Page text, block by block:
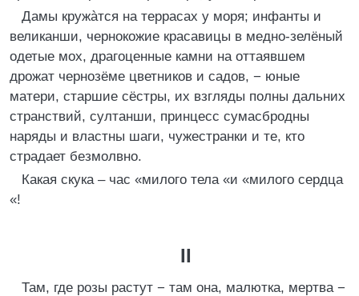
Дамы кружàтся на террасах у моря; инфанты и
великанши, чернокожие красавицы в медно-зелёный
одетые мох, драгоценные камни на оттаявшем
дрожат чернозёме цветников и садов, − юные
матери, старшие сёстры, их взгляды полны дальних
странствий, султанши, принцесс сумасбродны
наряды и властны шаги, чужестранки и те, кто
страдает безмолвно.
Какая скука – час «милого тела «и «милого сердца
«!
II
Там, где розы растут − там она, малютка, мертва −